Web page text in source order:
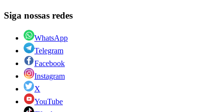
Siga nossas redes
WhatsApp
Telegram
Facebook
Instagram
X
YouTube